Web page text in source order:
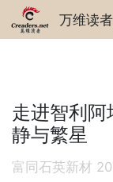
万维读
走进智利
静与繁星
富同石英新材